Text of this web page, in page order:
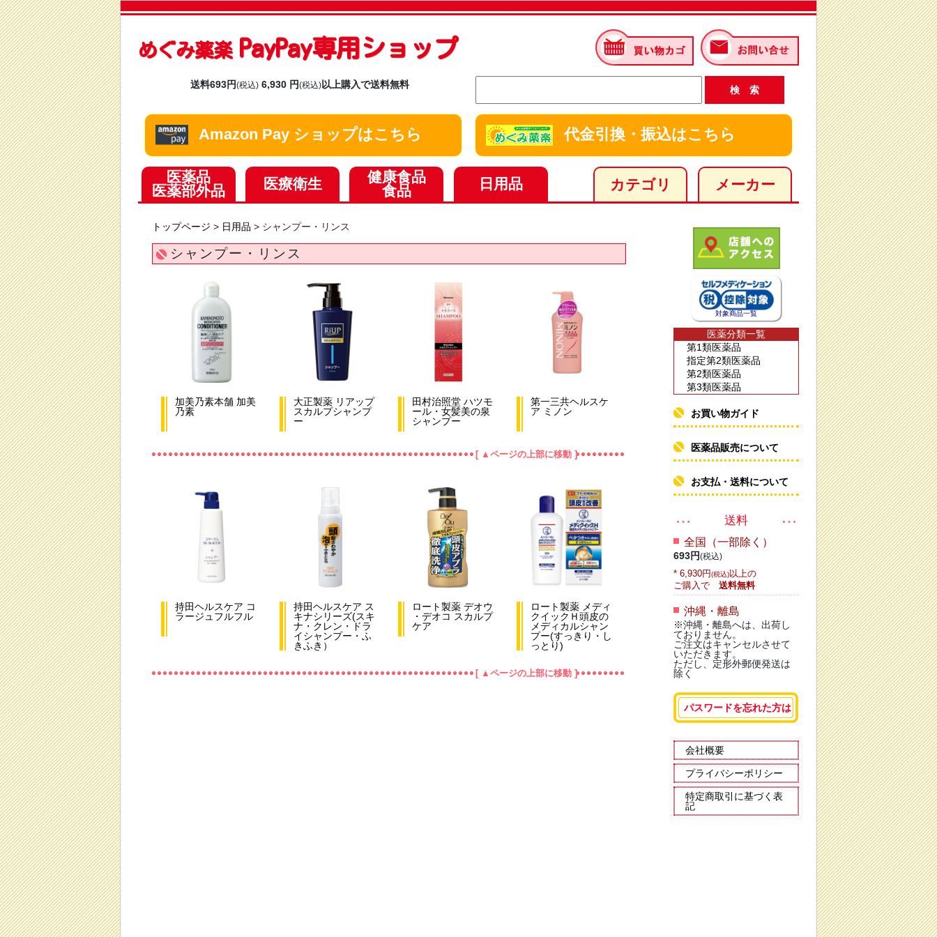
めぐみ薬楽 PayPay専用ショップ
送料693円(税込) 6,930 円(税込) 以上購入で送料無料
Amazon Pay ショップはこちら 代金引換・振込はこちら
医薬品
医薬部外品
医療衛生
健康食品
食品
日用品 カテゴリ メーカー
トップページ > 日用品 > シャンプー・リンス
シャンプー・リンス
加美乃素本舗 加美
乃素
大正製薬 リアップ
スカルプシャンプ
ー
田村治照堂 ハツモ
ール・女髪美の泉
シャンプー
第一三共ヘルスケ
ア ミノン
[ ▲ページの上部に移動 ]
持田ヘルスケア コ
ラージュフルフル
持田ヘルスケア ス
キナシリーズ(スキ
ナ・クレン・ドラ
イシャンプー・ふ
きふき）
ロート製薬 デオウ
・デオコ スカルプ
ケア
ロート製薬 メディ
クイックＨ頭皮の
メディカルシャン
プー(すっきり・し
っとり)
[ ▲ページの上部に移動 ]
対象商品一覧
医薬分類一覧
第1類医薬品
指定第2類医薬品
第2類医薬品
第3類医薬品
お買い物ガイド
医薬品販売について
お支払・送料について
送料
全国（一部除く）
693円(税込)
* 6,930円(税込)以上の
ご購入で 送料無料
沖縄・離島
※沖縄・離島へは、出荷し
ておりません。
ご注文はキャンセルさせて
いただきます。
ただし、定形外郵便発送は
除く
パスワードを忘れた方は
会社概要
プライバシーポリシー
特定商取引に基づく表
記